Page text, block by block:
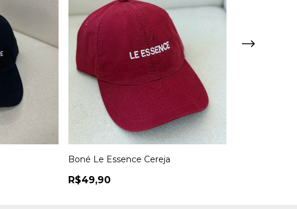
Boné Le Essence Cereja
R$49,90